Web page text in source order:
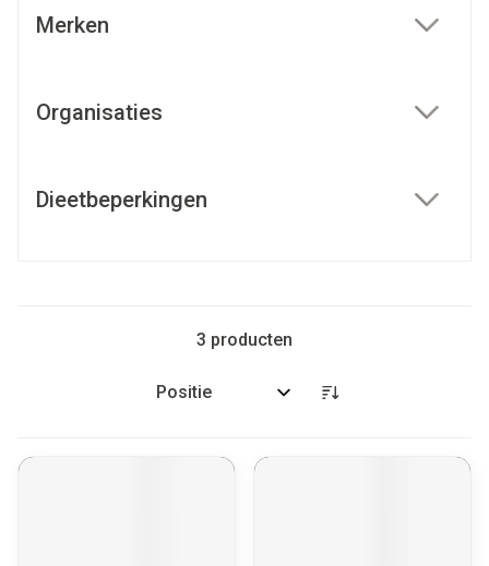
Merken
Organisaties
Dieetbeperkingen
3 producten
Sorteer op: